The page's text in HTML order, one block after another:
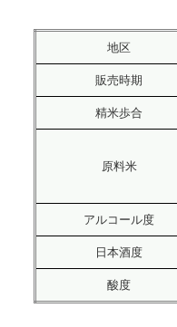
地区
販売時期
精米歩合
原料米
アルコール度
日本酒度
酸度